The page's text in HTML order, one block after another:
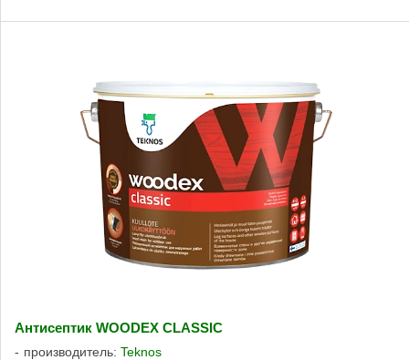
Антисептик WOODEX CLASSIC
производитель: Teknos